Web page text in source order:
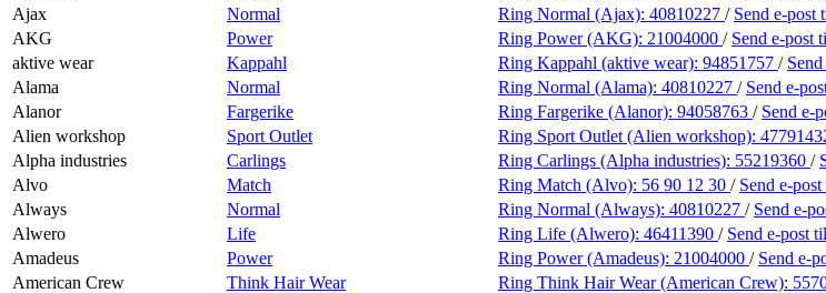
Ajax
Normal Ring Normal (Ajax): 40810227 / Send e-post
AKG
Power Ring Power (AKG): 21004000 / Send e-post
aktive wear
Kappahl Ring Kappahl (aktive wear): 94851757 /
Alama
Normal Ring Normal (Alama): 40810227 / Send e-
Alanor
Fargerike Ring Fargerike (Alanor): 94058763 / Send e-
Alien workshop
Sport Outlet Ring Sport Outlet (Alien workshop):
Alpha industries
Carlings Ring Carlings (Alpha industries): 55219360 /
Alvo
Match Ring Match (Alvo): 56 90 12 30 / Send e-post
Always
Normal Ring Normal (Always): 40810227 / Send e-
Alwero
Life Ring Life (Alwero): 46411390 / Send e-post
Amadeus
Power Ring Power (Amadeus): 21004000 / Send e-
American Crew
Think Hair Wear Ring Think Hair Wear (American Crew):